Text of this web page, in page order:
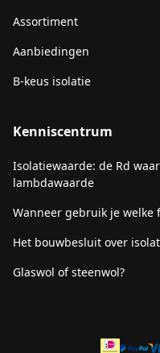
Assortiment
Aanbiedingen
B-keus isolatie
Kenniscentrum
Isolatiewaarde: de Rd
lambdawaarde
Wanneer gebruik je welke
Het bouwbesluit over
Glaswol of steenwol?